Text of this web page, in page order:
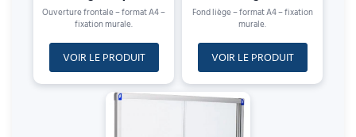
Ouverture frontale – format A4 –
fixation murale.
VOIR LE PRODUIT
Fond liège – format A4 – fixation
murale.
VOIR LE PRODUIT